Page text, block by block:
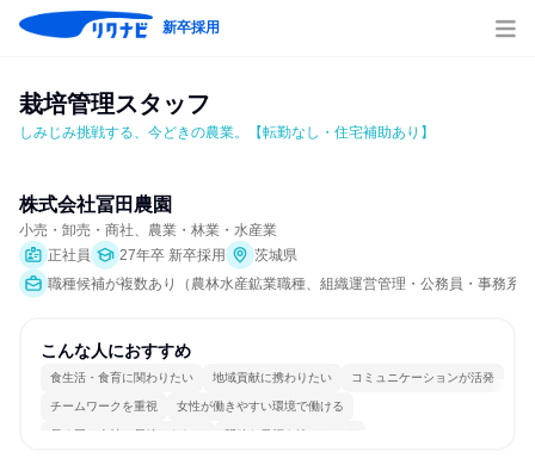
新卒採用
栽培管理スタッフ
しみじみ挑戦する、今どきの農業。【転勤なし・住宅補助あり】
株式会社冨田農園
小売・卸売・商社、農業・林業・水産業
正社員
27年卒 新卒採用
茨城県
職種候補が複数あり（農林水産鉱業職種、組織運営管理・公務員・事務系
こんな人におすすめ
食生活・食育に関わりたい 地域貢献に携わりたい コミュニケーションが活発
チームワークを重視 女性が働きやすい環境で働ける
長く同じ会社に居続けられる 明確な目標を追いかける